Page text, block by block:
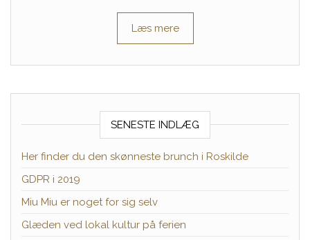
Læs mere
SENESTE INDLÆG
Her finder du den skønneste brunch i Roskilde
GDPR i 2019
Miu Miu er noget for sig selv
Glæden ved lokal kultur på ferien